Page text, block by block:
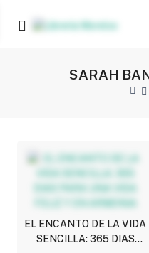
SARAH
EL ENCANTO DE LA VIDA
SENCILLA: 365 DIAS